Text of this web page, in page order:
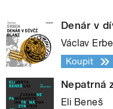
Denár v
Václav
Koupit
Nepatrná
Eli Beneš